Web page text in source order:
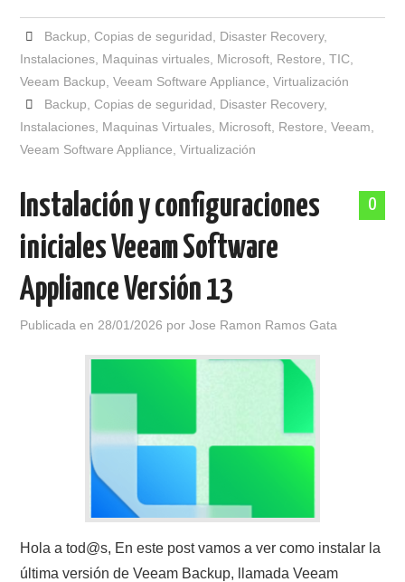
Backup Copias de seguridad Disaster Recovery,
Instalaciones Maquinas virtuales Microsoft Restore ,TIC
Veeam Backup ,Veeam Software Appliance ,Virtualización
Backup Copias de seguridad Disaster Recovery,
Instalaciones Maquinas Virtuales Microsoft Restore ,Veeam
Veeam Software Appliance ,Virtualización
0
Instalación y configuraciones
iniciales Veeam Software
Appliance Versión 13
Publicada en 28/01/2026 porJose Ramon Ramos Gata
Hola a tod@s, En este post vamos a ver como instalar la
última versión de Veeam Backup, llamada Veeam